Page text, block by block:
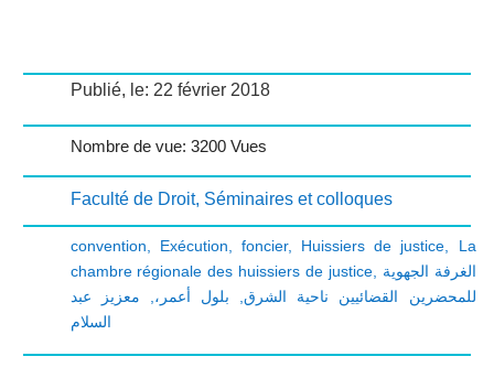
Publié, le: 22 février 2018
Nombre de vue: 3200 Vues
Faculté de Droit, Séminaires et colloques
convention Exécution foncier, Huissiers de justice
La
chambre régionale des huissiers de justice, الغرفة الجهوية
للمحضرين القضائيين ناحية الشرق, بلول أعمر،
معزيز عبد
السلام